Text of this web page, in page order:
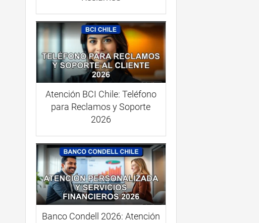
Atención BCI Chile: Teléfono
para Reclamos y Soporte
2026
Banco Condell 2026: Atención